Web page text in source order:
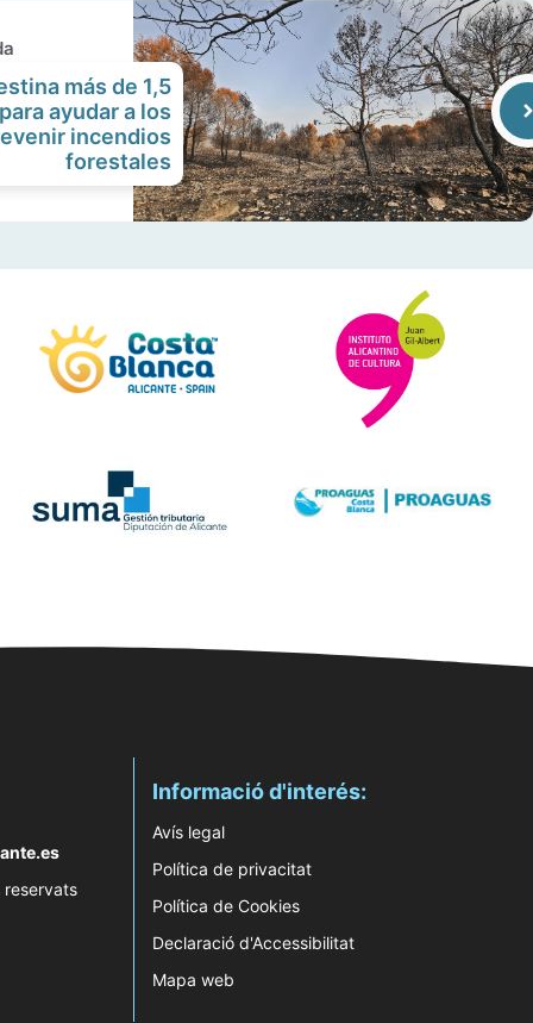
más de 1,5
ayudar a los
incendios
forestales
reservats
Informació d'interés:
Avís legal
Política de privacitat
Política de Cookies
Declaració d'Accessibilitat
Mapa web